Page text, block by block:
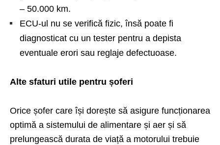
– 50.000 km.
ECU-ul nu se verifică fizic, însă poate fi
diagnosticat cu un tester pentru a depista
eventuale erori sau reglaje defectuoase.
Alte sfaturi utile pentru șoferi
Orice șofer care își dorește să asigure funcționarea
optimă a sistemului de alimentare și aer și să
prelungească durata de viață a motorului trebuie